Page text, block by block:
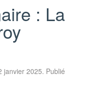
: La
janvier 2025. Publié